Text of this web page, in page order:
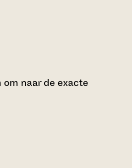
naar de exacte